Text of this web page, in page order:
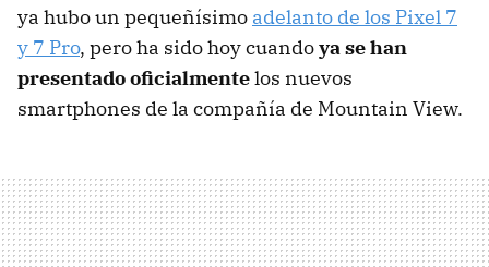
ya hubo un pequeñísimo adelanto de los Pixel 7
y 7 Pro, pero ha sido hoy cuandoya se han
presentado oficialmentelos nuevos
smartphones de la compañía de Mountain View.